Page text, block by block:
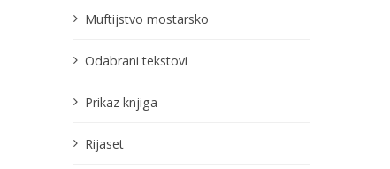
Muftijstvo mostarsko
Odabrani tekstovi
Prikaz knjiga
Rijaset